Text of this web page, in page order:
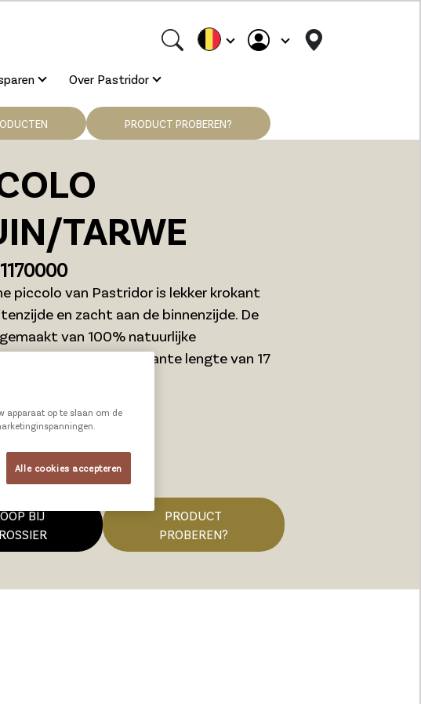
Over Pastridor
PRODUCT PROBEREN?
TARWE
piccolo van Pastridor is lekker krokant
en zacht aan de binnenzijde. De
van 100% natuurlijke
en heeft een constante lengte van 17
BIJ
PRODUCT
PROBEREN?
apparaat op te slaan om de
Alle cookies accepteren